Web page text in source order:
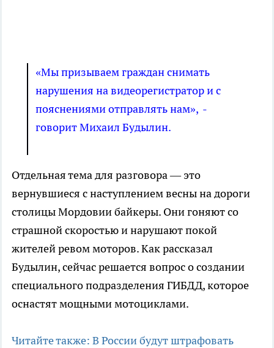
«Мы призываем граждан снимать
нарушения на видеорегистратор и с
пояснениями отправлять нам», -
говорит Михаил Будылин.
Отдельная тема для разговора — это
вернувшиеся с наступлением весны на дороги
столицы Мордовии байкеры. Они гоняют со
страшной скоростью и нарушают покой
жителей ревом моторов. Как рассказал
Будылин, сейчас решается вопрос о создании
специального подразделения ГИБДД, которое
оснастят мощными мотоциклами.
Читайте также: В России будут штрафовать